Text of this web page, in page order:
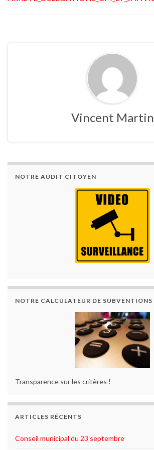
Vincent Martin
NOTRE AUDIT CITOYEN
NOTRE CALCULATEUR DE SUBVENTIONS
Transparence sur les critères !
ARTICLES RÉCENTS
Conseil municipal du 23 septembre